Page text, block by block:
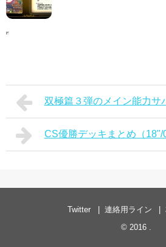
双極篇３弾のメイン能力サ
CS優勝デッキまとめ（18"/
Twitter 連絡用ライン
© 2016 .